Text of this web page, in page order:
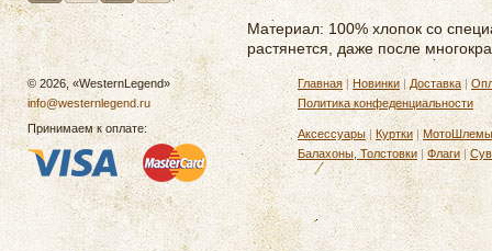
Материал: 100% хлопок со
растянется, даже после
© 2026, «WesternLegend»
info@westernlegend.ru
Принимаем к оплате:
Главная | Новинки |Доставка |
Политика конфеденциальности
Аксессуары| Куртки |МотоШлемы
Балахоны, Толстовки |Флаги|